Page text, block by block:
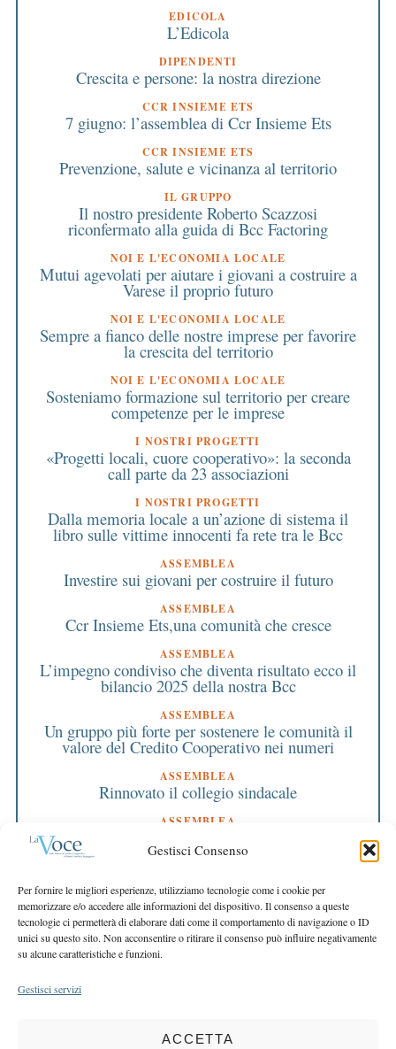
Gestisci Consenso
Per fornire le migliori esperienze, utilizziamo tecnologie come i cookie per
memorizzare e/o accedere alle informazioni del dispositivo. Il consenso a queste
tecnologie ci permetterà di elaborare dati come il comportamento di navigazione o ID
unici su questo sito. Non acconsentire o ritirare il consenso può influire negativamente
su alcune caratteristiche e funzioni.
Gestisci servizi
ACCETTA
EDICOLA
L’Edicola
DIPENDENTI
Crescita e persone: la nostra direzione
CCR INSIEME ETS
7 giugno: l’assemblea di Ccr Insieme Ets
CCR INSIEME ETS
Prevenzione, salute e vicinanza al territorio
IL GRUPPO
Il nostro presidente Roberto Scazzosi
riconfermato alla guida di Bcc Factoring
NOI E L'ECONOMIA LOCALE
Mutui agevolati per aiutare i giovani a costruire a
Varese il proprio futuro
NOI E L'ECONOMIA LOCALE
Sempre a fianco delle nostre imprese per favorire
la crescita del territorio
NOI E L'ECONOMIA LOCALE
Sosteniamo formazione sul territorio per creare
competenze per le imprese
I NOSTRI PROGETTI
«Progetti locali, cuore cooperativo»: la seconda
call parte da 23 associazioni
I NOSTRI PROGETTI
Dalla memoria locale a un’azione di sistema il
libro sulle vittime innocenti fa rete tra le Bcc
ASSEMBLEA
Investire sui giovani per costruire il futuro
ASSEMBLEA
Ccr Insieme Ets,una comunità che cresce
ASSEMBLEA
L’impegno condiviso che diventa risultato ecco il
bilancio 2025 della nostra Bcc
ASSEMBLEA
Un gruppo più forte per sostenere le comunità il
valore del Credito Cooperativo nei numeri
ASSEMBLEA
Rinnovato il collegio sindacale
ASSEMBLEA
Bilancio approvato all’unanimità e 2 milioni
destinati al territorio
EDITORIALE DIRETTORE
Crescere restando riconoscibili
EDITORIALE PRESIDENTE
Costruire futuro insieme
COPYRIGHT 2025 LA VOCE |PRIVACY